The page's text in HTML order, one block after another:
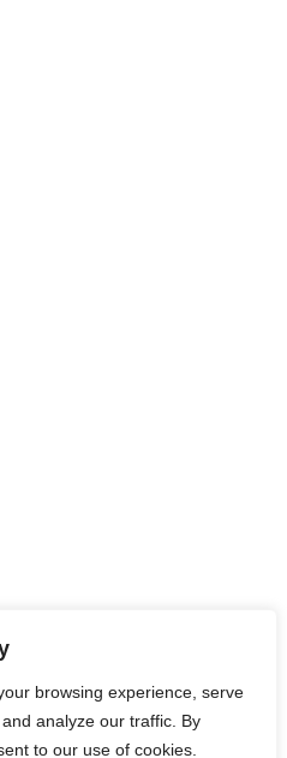
browsing experience, serve
analyze our traffic. By
to our use of cookies.